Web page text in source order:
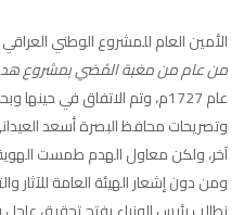
الأمين العام للمشروع الوطني
من عام من مغبة المُضي بمشروع
عام 1727م، وتم الاتفاق في
وتصريحات محافظ البصرة أسعد
آخر، ولكن معاول الهدم طمست
ومن دون إشعار الهيئة العامة للآثار